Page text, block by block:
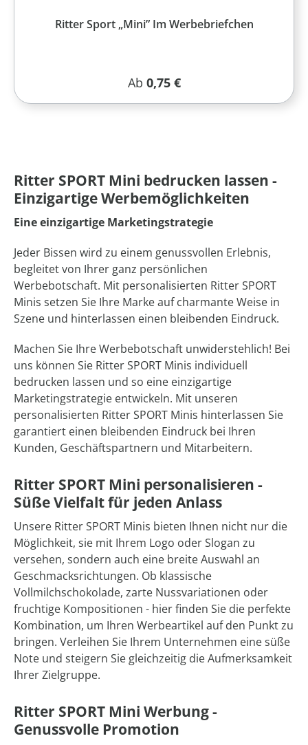
Ritter Sport „Mini” Im Werbebriefchen
Regulärer Preis:
Ab 0,75 €
Ritter SPORT Mini bedrucken lassen -
Einzigartige Werbemöglichkeiten
Eine einzigartige Marketingstrategie
Jeder Bissen wird zu einem genussvollen Erlebnis,
begleitet von Ihrer ganz persönlichen
Werbebotschaft. Mit personalisierten Ritter SPORT
Minis setzen Sie Ihre Marke auf charmante Weise in
Szene und hinterlassen einen bleibenden Eindruck.
Machen Sie Ihre Werbebotschaft unwiderstehlich! Bei
uns können Sie Ritter SPORT Minis individuell
bedrucken lassen und so eine einzigartige
Marketingstrategie entwickeln. Mit unseren
personalisierten Ritter SPORT Minis hinterlassen Sie
garantiert einen bleibenden Eindruck bei Ihren
Kunden, Geschäftspartnern und Mitarbeitern.
Ritter SPORT Mini personalisieren -
Süße Vielfalt für jeden Anlass
Unsere Ritter SPORT Minis bieten Ihnen nicht nur die
Möglichkeit, sie mit Ihrem Logo oder Slogan zu
versehen, sondern auch eine breite Auswahl an
Geschmacksrichtungen. Ob klassische
Vollmilchschokolade, zarte Nussvariationen oder
fruchtige Kompositionen - hier finden Sie die perfekte
Kombination, um Ihren Werbeartikel auf den Punkt zu
bringen. Verleihen Sie Ihrem Unternehmen eine süße
Note und steigern Sie gleichzeitig die Aufmerksamkeit
Ihrer Zielgruppe.
Ritter SPORT Mini Werbung -
Genussvolle Promotion